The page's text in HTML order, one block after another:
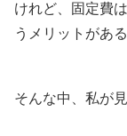
けれど、固定費は
うメリットがあ
そんな中、私が